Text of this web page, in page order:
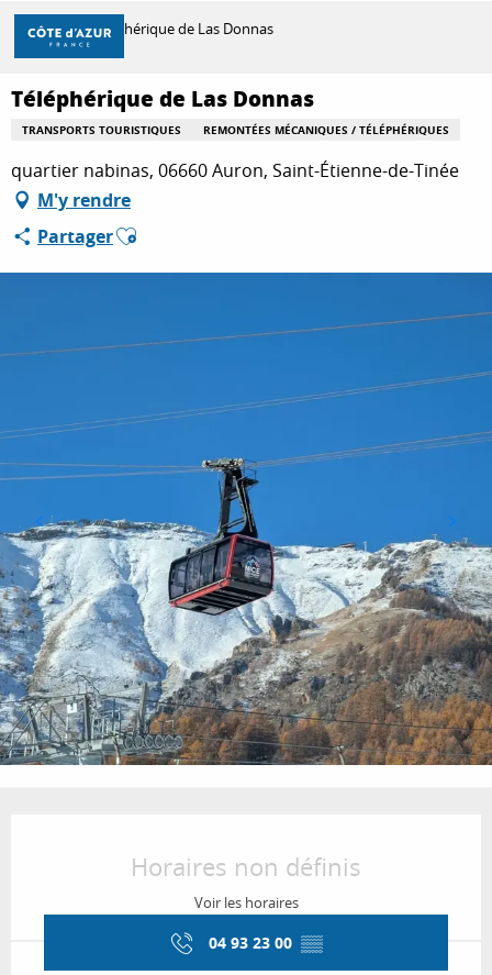
Aller
contenu
principal
DÉCOUVRIR
À FAIRE
SÉJOURNER
Accueil Téléphérique de Las Donnas
Téléphérique de Las Donnas
TRANSPORTS TOURISTIQUES REMONTÉES MÉCANIQUES / TÉLÉPHÉRIQUES
quartier nabinas, 06660 Auron, Saint-Étienne-de-Tinée
M'y rendre
PartagerAjouter aux favoris
Horaires non définis
Voir les horaires
04 93 23 00 ▒▒